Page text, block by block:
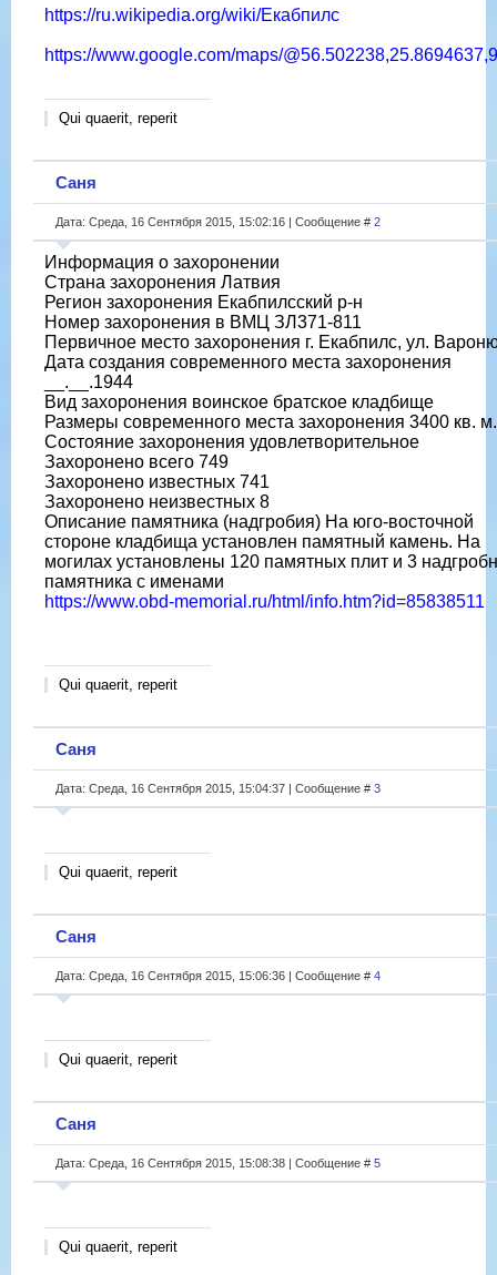
https://ru.wikipedia.org/wiki/Екабпилс
https://www.google.com/maps/
Qui quaerit, reperit
Саня
Дата: Среда, 16 Сентября 2015, 15:02:16 | Сообщение # 2
Информация о захоронении
Страна захоронения Латвия
Регион захоронения Екабпилсский р-н
Номер захоронения в ВМЦ ЗЛ371-811
Первичное место захоронения г. Екабпилс, ул.
Дата создания современного места захоронения
__.__.1944
Вид захоронения воинское братское кладбище
Размеры современного места захоронения 3400 кв. м.
Состояние захоронения удовлетворительное
Захоронено всего 749
Захоронено известных 741
Захоронено неизвестных 8
Описание памятника (надгробия) На юго-восточной
стороне кладбища установлен памятный камень. На
могилах установлены 120 памятных плит и 3
памятника с именами
https://www.obd-memorial.ru/html/info.htm?id=85838511
Qui quaerit, reperit
Саня
Дата: Среда, 16 Сентября 2015, 15:04:37 | Сообщение # 3
Qui quaerit, reperit
Саня
Дата: Среда, 16 Сентября 2015, 15:06:36 | Сообщение # 4
Qui quaerit, reperit
Саня
Дата: Среда, 16 Сентября 2015, 15:08:38 | Сообщение # 5
Qui quaerit, reperit